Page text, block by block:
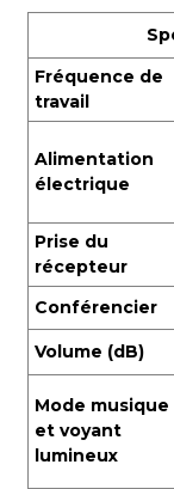
Fréquence de
travail
Alimentation
électrique
Prise du
récepteur
Conférencier
Volume (dB)
Mode musique
et voyant
lumineux